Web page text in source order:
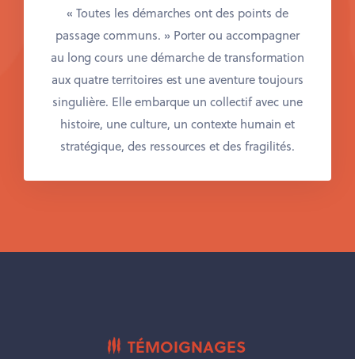
« Toutes les démarches ont des points de
passage communs. » Porter ou accompagner
au long cours une démarche de transformation
aux quatre territoires est une aventure toujours
singulière. Elle embarque un collectif avec une
histoire, une culture, un contexte humain et
stratégique, des ressources et des fragilités.
TÉMOIGNAGES